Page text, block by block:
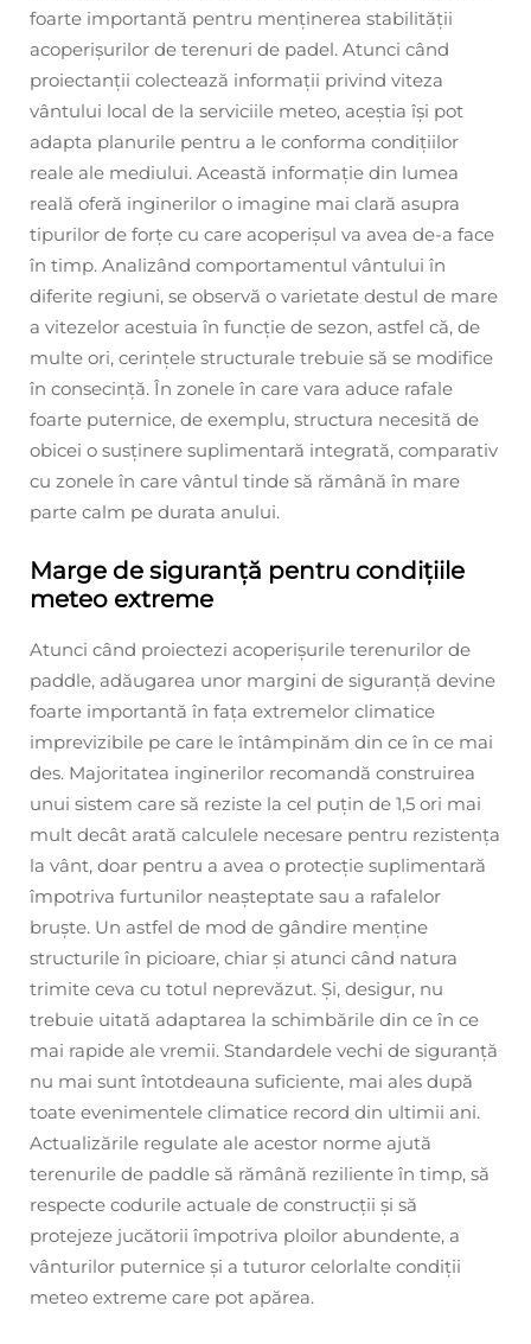
foarte importantă pentru menținerea stabilității
acoperișurilor de terenuri de padel. Atunci când
proiectanții colectează informații privind viteza
vântului local de la serviciile meteo, aceștia își pot
adapta planurile pentru a le conforma condițiilor
reale ale mediului. Această informație din lumea
reală oferă inginerilor o imagine mai clară asupra
tipurilor de forțe cu care acoperișul va avea de-a face
în timp. Analizând comportamentul vântului în
diferite regiuni, se observă o varietate destul de mare
a vitezelor acestuia în funcție de sezon, astfel că, de
multe ori, cerințele structurale trebuie să se modifice
în consecință. În zonele în care vara aduce rafale
foarte puternice, de exemplu, structura necesită de
obicei o susținere suplimentară integrată, comparativ
cu zonele în care vântul tinde să rămână în mare
parte calm pe durata anului.
Marge de siguranță pentru condițiile
meteo extreme
Atunci când proiectezi acoperișurile terenurilor de
paddle, adăugarea unor margini de siguranță devine
foarte importantă în fața extremelor climatice
imprevizibile pe care le întâmpinăm din ce în ce mai
des. Majoritatea inginerilor recomandă construirea
unui sistem care să reziste la cel puțin de 1,5 ori mai
mult decât arată calculele necesare pentru rezistența
la vânt, doar pentru a avea o protecție suplimentară
împotriva furtunilor neașteptate sau a rafalelor
bruște. Un astfel de mod de gândire menține
structurile în picioare, chiar și atunci când natura
trimite ceva cu totul neprevăzut. Și, desigur, nu
trebuie uitată adaptarea la schimbările din ce în ce
mai rapide ale vremii. Standardele vechi de siguranță
nu mai sunt întotdeauna suficiente, mai ales după
toate evenimentele climatice record din ultimii ani.
Actualizările regulate ale acestor norme ajută
terenurile de paddle să rămână reziliente în timp, să
respecte codurile actuale de construcții și să
protejeze jucătorii împotriva ploilor abundente, a
vânturilor puternice și a tuturor celorlalte condiții
meteo extreme care pot apărea.